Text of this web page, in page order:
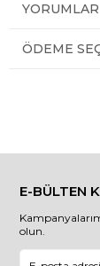
YORUMLAR
ÖDEME
E-BÜLTEN
olun.